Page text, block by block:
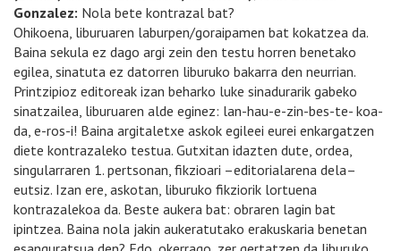
Gonzalez: Nola bete kontrazal bat?
Ohikoena, liburuaren laburpen/goraipamen bat kokatzea da.
Baina sekula ez dago argi zein den testu horren benetako
egilea, sinatuta ez datorren liburuko bakarra den neurrian.
Printzipioz editoreak izan beharko luke sinadurarik gabeko
sinatzailea, liburuaren alde eginez: lan-hau-e-zin-bes-te- koa-
da, e-ros-i! Baina argitaletxe askok egileei eurei enkargatzen
diete kontrazaleko testua. Gutxitan idazten dute, ordea,
singularraren 1. pertsonan, fikzioari –editorialarena dela–
eutsiz. Izan ere, askotan, liburuko fikziorik lortuena
kontrazalekoa da. Beste aukera bat: obraren lagin bat
ipintzea. Baina nola jakin aukeratutako erakuskaria benetan